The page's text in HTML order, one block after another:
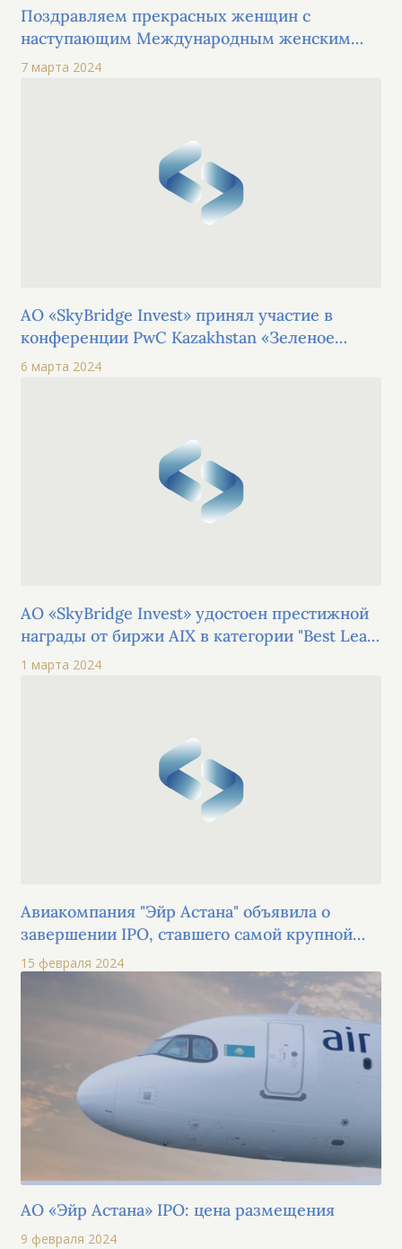
Поздравляем прекрасных женщин с
наступающим Международным женским
днем!
7 марта 2024
АО «SkyBridge Invest» принял участие в
конференции PwC Kazakhstan «Зеленое
финансирование: Развитие, Вызовы и
6 марта 2024
AO «SkyBridge Invest» удостоен престижной
награды от биржи AIX в категории "Best Lead
Manager" на церемонии AIX Best Broker 2023
1 марта 2024
Авиакомпания "Эйр Астана" объявила о
завершении IPO, ставшего самой крупной
приватизацией в Казахстане на сегодняшний
день
15 февраля 2024
АО «Эйр Астана» IPO: цена размещения
9 февраля 2024